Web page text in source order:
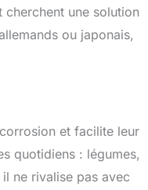
de la qualité
Les
cherchent une solution
ou japonais,
et facilite leur
quotidiens : légumes,
ne rivalise pas avec